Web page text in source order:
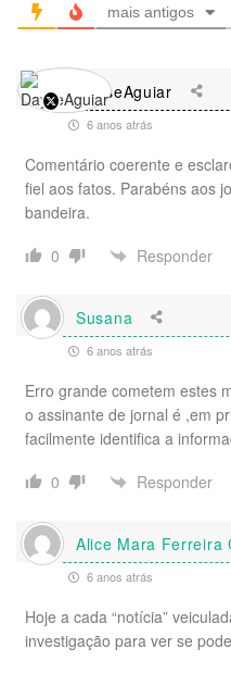
mais antigos
DayseAguiar
6 anos atrás
Comentário coerente e
fiel aos fatos. Parabéns aos
bandeira.
0
Responder
Susana
6 anos atrás
Erro grande cometem estes
o assinante de jornal é ,em
facilmente identifica a
0
Responder
Alice Mara Ferreira
6 anos atrás
Hoje a cada “notícia”
investigação para ver se